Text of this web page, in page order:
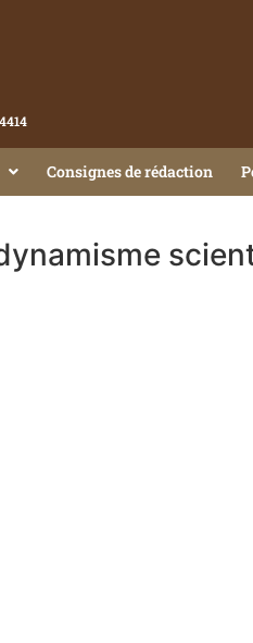
Consignes de rédaction